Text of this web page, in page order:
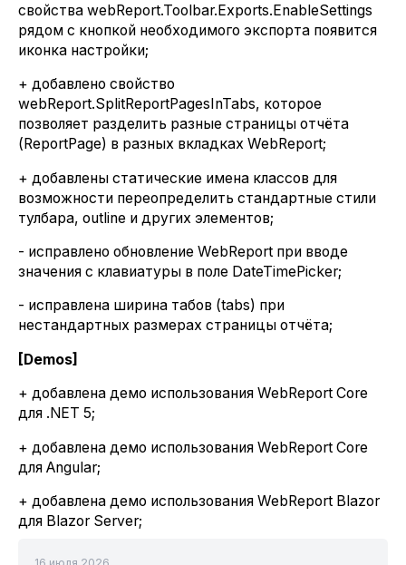
свойства webReport.Toolbar.Exports.EnableSettings
рядом с кнопкой необходимого экспорта появится
иконка настройки;
+ добавлено свойство
webReport.SplitReportPagesInTabs, которое
позволяет разделить разные страницы отчёта
(ReportPage) в разных вкладках WebReport;
+ добавлены статические имена классов для
возможности переопределить стандартные стили
тулбара, outline и других элементов;
- исправлено обновление WebReport при вводе
значения с клавиатуры в поле DateTimePicker;
- исправлена ширина табов (tabs) при
нестандартных размерах страницы отчёта;
[Demos]
+ добавлена демо использования WebReport Core
для .NET 5;
+ добавлена демо использования WebReport Core
для Angular;
+ добавлена демо использования WebReport Blazor
для Blazor Server;